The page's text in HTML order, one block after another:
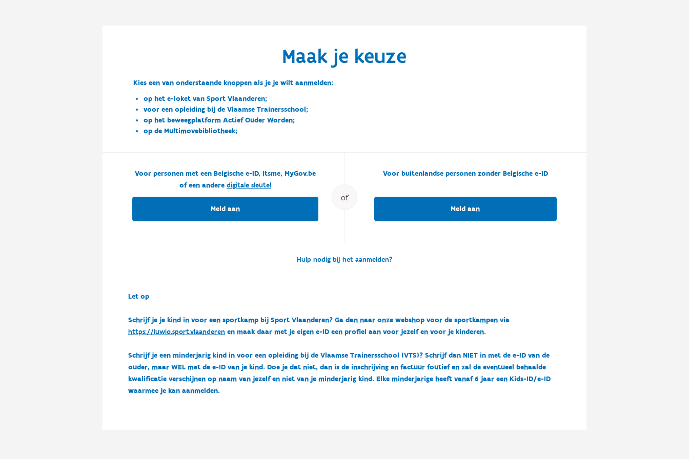
Maak je keuze
Kies een van onderstaande knoppen als je je wilt aanmelden:
op het e-loket van Sport Vlaanderen;
voor een opleiding bij de Vlaamse Trainersschool;
op het beweegplatform Actief Ouder Worden;
op de Multimovebibliotheek;
of
Voor personen met een Belgische e-ID, Itsme, MyGov.be
of een andere digitale sleutel
Meld aan
Voor buitenlandse personen zonder Belgische e-ID
Meld aan
Hulp nodig bij het aanmelden?
Let op
Schrijf je je kind in voor een sportkamp bij Sport Vlaanderen? Ga dan naar onze webshop voor de sportkampen via
https://luwio.sport.vlaanderenen maak daar met je eigen e-ID een profiel aan voor jezelf en voor je kinderen.
Schrijf je een minderjarig kind in voor een opleiding bij de Vlaamse Trainersschool (VTS)? Schrijf dan NIET in met de e-ID van de
ouder, maar WEL met de e-ID van je kind. Doe je dat niet, dan is de inschrijving en factuur foutief en zal de eventueel behaalde
kwalificatie verschijnen op naam van jezelf en niet van je minderjarig kind. Elke minderjarige heeft vanaf 6 jaar een Kids-ID/e-ID
waarmee je kan aanmelden.